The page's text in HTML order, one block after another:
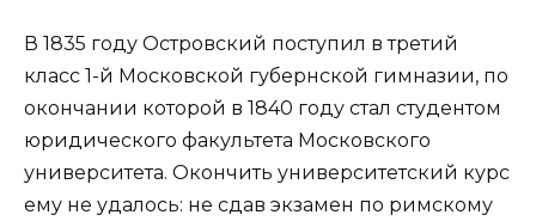
В 1835 году Островский поступил в третий
класс 1-й Московской губернской гимназии, по
окончании которой в 1840 году стал студентом
юридического факультета Московского
университета. Окончить университетский курс
ему не удалось: не сдав экзамен по римскому